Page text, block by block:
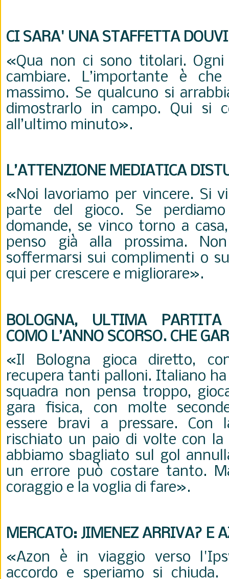
CI SARA' UNA STAFFETTA
«Qua non ci sono titolari.
cambiare. L’importante è
massimo. Se qualcuno si
dimostrarlo in campo. Qui si
all’ultimo minuto».
L’ATTENZIONE MEDIATICA
«Noi lavoriamo per vincere. Si
parte del gioco. Se
domande, se vinco torno a
penso già alla prossima.
soffermarsi sui complimenti o
qui per crescere e migliorare».
BOLOGNA, ULTIMA
COMO L’ANNO SCORSO. CHE
«Il Bologna gioca diretto,
recupera tanti palloni. Italiano ha
squadra non pensa troppo,
gara fisica, con molte
essere bravi a pressare. Con
rischiato un paio di volte con
abbiamo sbagliato sul gol
un errore può costare tanto.
coraggio e la voglia di fare».
MERCATO: JIMENEZ ARRIVA? E
«Azon è in viaggio verso
accordo e speriamo si chiuda.